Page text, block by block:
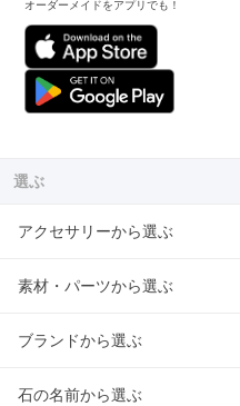
オーダーメイドをアプリでも！
選ぶ
アクセサリーから選ぶ
素材・パーツから選ぶ
ブランドから選ぶ
石の名前から選ぶ